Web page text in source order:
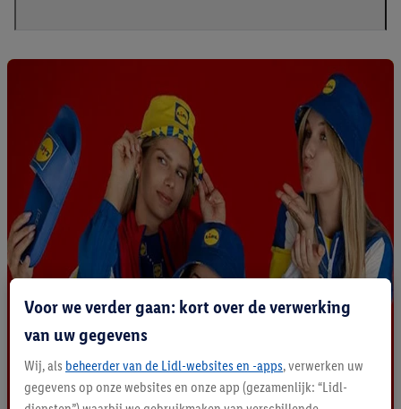
Voor we verder gaan: kort over de verwerking
van uw gegevens
Wij, als beheerder van de Lidl-websites en -apps, verwerken uw
gegevens op onze websites en onze app (gezamenlijk: “Lidl-